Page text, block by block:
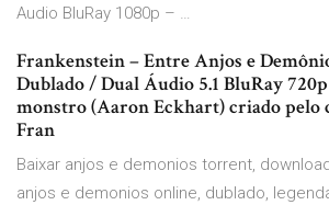
Audio BluRay 1080p – …
Frankenstein – Entre Anjos e
Dublado / Dual Áudio 5.1 BluRay
monstro (Aaron Eckhart) criado pelo
Fran
Baixar anjos e demonios torrent,
anjos e demonios online, dublado,